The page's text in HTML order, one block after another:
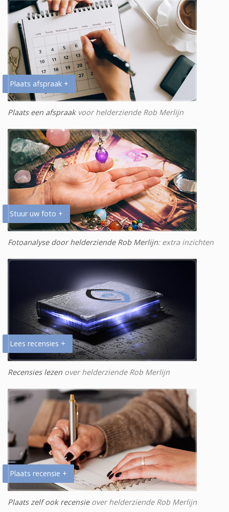
Plaats afspraak +
Plaats een afspraakvoor helderziende Rob Merlijn
Stuur uw foto +
Fotoanalyse door helderziende Rob Merlijn: extra inzichten
Lees recensies +
Recensies lezen over helderziende Rob Merlijn
Plaats recensie +
Plaats zelf ook recensieover helderziende Rob Merlijn